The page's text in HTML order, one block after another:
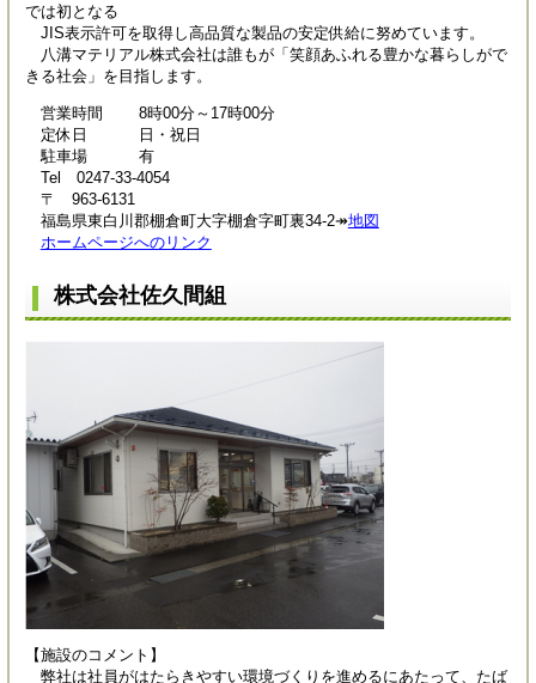
では初となる
JIS表示許可を取得し高品質な製品の安定供給に努めています。
八溝マテリアル株式会社は誰もが「笑顔あふれる豊かな暮らしがで
きる社会」を目指します。
営業時間 8時00分～17時00分
定休日 日・祝日
駐車場 有
Tel 0247-33-4054
〒 963-6131
福島県東白川郡棚倉町大字棚倉字町裏34-2↠地図
ホームページへのリンク
株式会社佐久間組
【施設のコメント】
弊社は社員がはたらきやすい環境づくりを進めるにあたって、たば